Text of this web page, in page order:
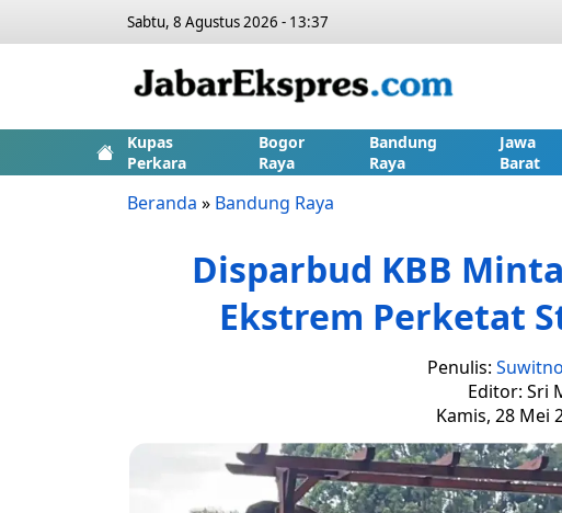
Sabtu, 8 Agustus 2026 - 13:37
Kupas
Perkara
Bogor
Raya
Bandung
Raya
Jawa
Barat
Beranda » Bandung Raya
Disparbud KBB
Ekstrem Perketat
Penulis:
Editor: Sri
Kamis, 28 Mei